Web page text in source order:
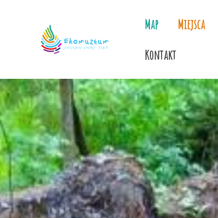
Map
Miejsca
Kontakt